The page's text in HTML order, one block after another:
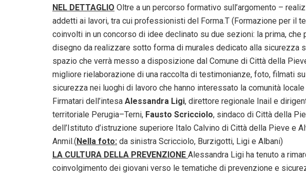
NEL DETTAGLIO Oltre a un percorso formativo sull’argomento –
addetti ai lavori, tra cui professionisti del Forma.T (Formazione per il
coinvolti in un concorso di idee declinato su due sezioni: la prima,
disegno da realizzare sotto forma di murales dedicato alla sicurezza
spazio che verrà messo a disposizione dal Comune di Città della
migliore rielaborazione di una raccolta di testimonianze, foto, filmati
sicurezza nei luoghi di lavoro che hanno interessato la comunità
Firmatari dell’intesa Alessandra Ligi, direttore regionale Inail e
territoriale Perugia–Terni, Fausto Scricciolo, sindaco di Città della
dell’Istituto d’istruzione superiore Italo Calvino di Città della Pieve e
Anmil.( Nella foto: da sinistra Scricciolo, Burzigotti, Ligi e Albani)
LA CULTURA DELLA PREVENZIONE Alessandra Ligi ha tenuto a
coinvolgimento dei giovani verso le tematiche di prevenzione e